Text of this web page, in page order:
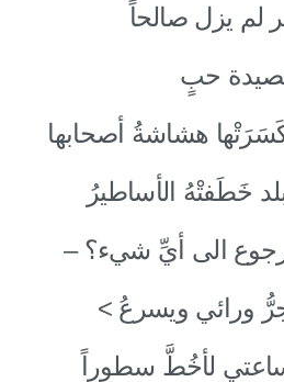
لم يزل صالحاً
هشاشةُ أصحابها
الى أيِّ شيء؟
لأخُطَّ سطوراً